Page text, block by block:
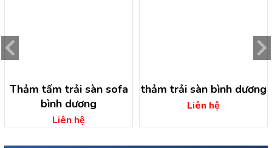
Thảm tấm trải sàn sofa
bình dương
Liên hệ
thảm trải sàn bình dương
Liên hệ